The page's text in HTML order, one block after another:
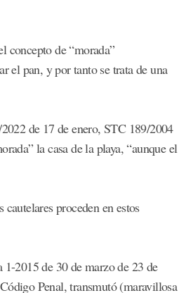
concepto de “morada”
el pan, y por tanto se trata de una
de 17 de enero, STC 189/2004
la casa de la playa, “aunque el
proceden en estos
2015 de 30 de marzo de 23 de
Penal, transmutó (maravillosa